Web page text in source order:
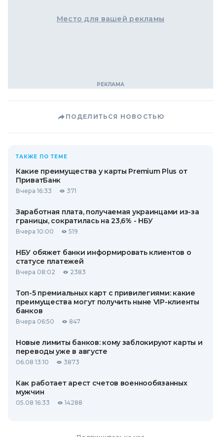
Место для вашей рекламы
ПОДЕЛИТЬСЯ НОВОСТЬЮ
ТАКЖЕ ПО ТЕМЕ
Какие преимущества у карты Premium Plus от
ПриватБанк
Вчера 16:33 371
Заработная плата, получаемая украинцами из-за
границы, сократилась на 23,6% - НБУ
Вчера 10:00 519
НБУ обяжет банки информировать клиентов о
статусе платежей
Вчера 08:02 2383
Топ-5 премиальных карт с привилегиями: какие
преимущества могут получить ныне VIP-клиенты
банков
Вчера 06:50 847
Новые лимиты банков: кому заблокируют карты и
переводы уже в августе
06.08 13:10 3873
Как работает арест счетов военнообязанных
мужчин
05.08 16:33 14288